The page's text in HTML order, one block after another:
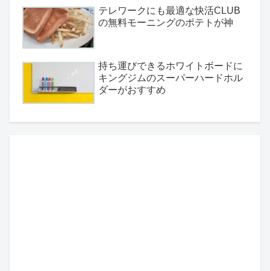
テレワークにも最適な快活CLUB
の無料モーニングのポテトが神
持ち運びできるホワイトボードに
キングジムのスーパーハードホル
ダーがおすすめ